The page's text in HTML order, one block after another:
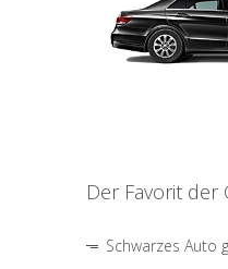
Der Favorit der
Schwarzes Auto